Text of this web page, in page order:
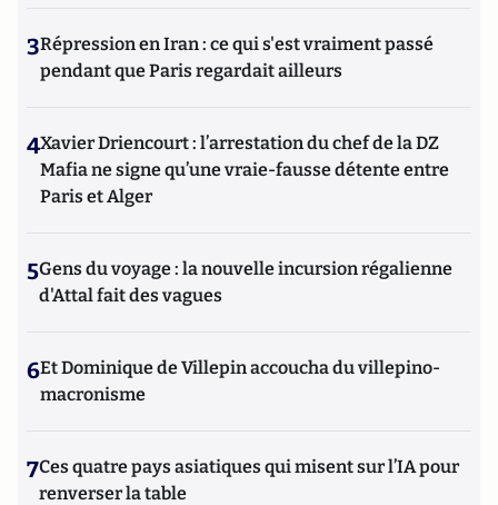
3Répression en Iran : ce qui s'est vraiment passé
pendant que Paris regardait ailleurs
4Xavier Driencourt : l’arrestation du chef de la DZ
Mafia ne signe qu’une vraie-fausse détente entre
Paris et Alger
5Gens du voyage : la nouvelle incursion régalienne
d'Attal fait des vagues
6Et Dominique de Villepin accoucha du villepino-
macronisme
7Ces quatre pays asiatiques qui misent sur l’IA pour
renverser la table